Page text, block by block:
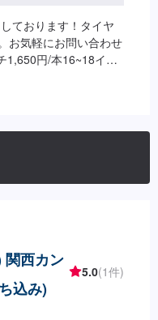
ております！タイヤ
お気軽にお問い合わせ
1,650円/本16~18イン
関西カン
込み)
5.0(1件)